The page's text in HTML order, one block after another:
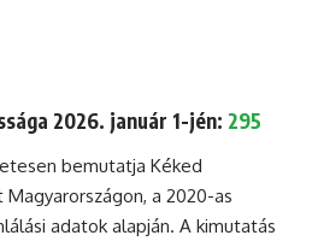
2026. január 1-jén: 295
bemutatja Kéked
a 2020-as
adatok alapján. A kimutatás